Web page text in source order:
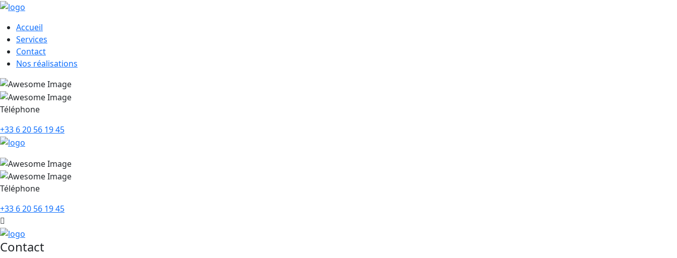
Accueil
Services
Contact
Nos réalisations
Téléphone
+33 6 20 56 19 45
Téléphone
+33 6 20 56 19 45
Contact